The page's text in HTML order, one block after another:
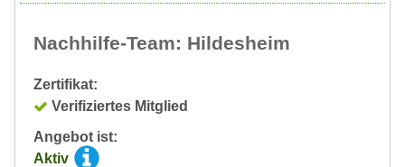
Nachhilfe-Team: Hildesheim
Zertifikat:
Verifiziertes Mitglied
Angebot ist:
Aktiv